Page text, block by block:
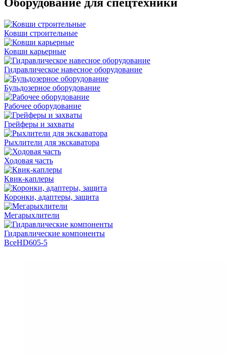
Ковши строительные
Ковши карьерные
Гидравлическое навесное оборудование
Бульдозерное оборудование
Рабочее оборудование
Грейферы и захваты
Рыхлители для экскаватора
Ходовая часть
Квик-каплеры
Коронки, адаптеры, защита
Мегарыхлители
Гидравлические компоненты
ВсеHD605-5